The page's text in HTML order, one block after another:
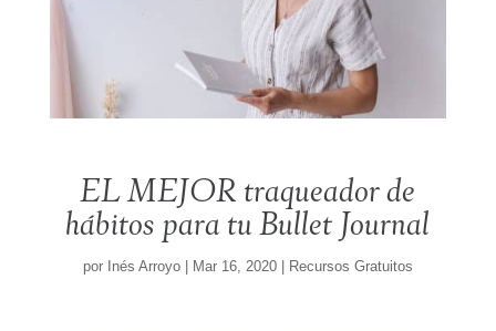
EL MEJOR traqueador de
hábitos para tu Bullet Journal
por Inés Arroyo| Mar 16, 2020| Recursos Gratuitos